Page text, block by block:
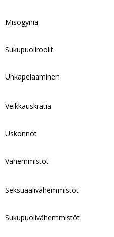
Misogynia
Sukupuoliroolit
Uhkapelaaminen
Veikkauskratia
Uskonnot
Vähemmistöt
Seksuaalivähemmistöt
Sukupuolivähemmistöt